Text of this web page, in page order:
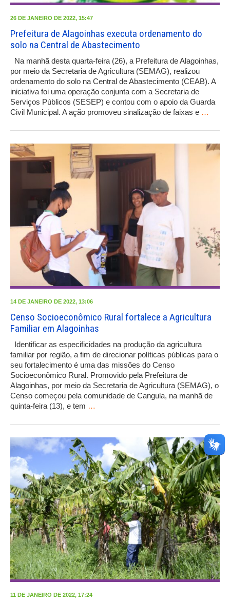
26 DE JANEIRO DE 2022, 15:47
Prefeitura de Alagoinhas executa ordenamento do
solo na Central de Abastecimento
Na manhã desta quarta-feira (26), a Prefeitura de Alagoinhas,
por meio da Secretaria de Agricultura (SEMAG), realizou
ordenamento do solo na Central de Abastecimento (CEAB). A
iniciativa foi uma operação conjunta com a Secretaria de
Serviços Públicos (SESEP) e contou com o apoio da Guarda
Civil Municipal. A ação promoveu sinalização de faixas e …
14 DE JANEIRO DE 2022, 13:06
Censo Socioeconômico Rural fortalece a Agricultura
Familiar em Alagoinhas
Identificar as especificidades na produção da agricultura
familiar por região, a fim de direcionar políticas públicas para o
seu fortalecimento é uma das missões do Censo
Socioeconômico Rural. Promovido pela Prefeitura de
Alagoinhas, por meio da Secretaria de Agricultura (SEMAG), o
Censo começou pela comunidade de Cangula, na manhã de
quinta-feira (13), e tem …
11 DE JANEIRO DE 2022, 17:24